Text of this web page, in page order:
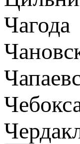
Чагода